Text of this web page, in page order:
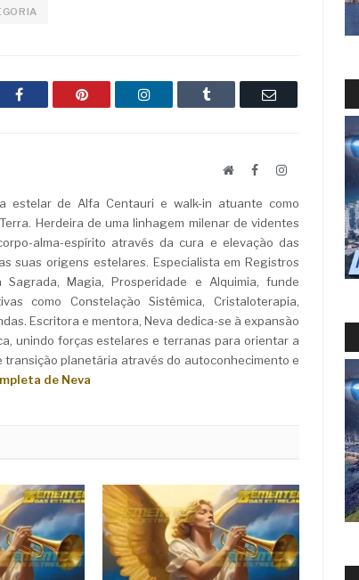
Facebook Pinterest LinkedIn Tumblr Email
WebsiteFacebookLinkedIn
estelar de Alfa Centauri e walk-in atuante como
Herdeira de uma linhagem milenar de videntes
alma-espírito através da cura e elevação das
suas origens estelares. Especialista em Registros
Sagrada, Magia, Prosperidade e Alquimia, funde
como Constelação Sistêmica, Cristaloterapia,
Escritora e mentora, Neva dedica-se à expansão
unindo forças estelares e terranas para orientar a
transição planetária através do autoconhecimento e
de Neva